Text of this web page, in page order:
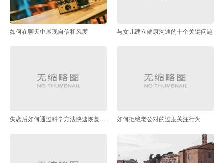
如何在聊天中展现自信和风度 与女儿建立健康沟通的十个关键问题
失恋后如何通过科学方法快速恢复心情 如何拒绝老公对的过度关注行为